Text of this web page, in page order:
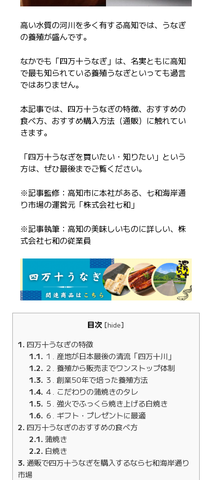
高い水質の河川を多く有する高知では、うなぎ
の養殖が盛んです。
なかでも「四万十うなぎ」は、名実ともに高知
で最も知られている養殖うなぎといっても過言
ではありません。
本記事では、四万十うなぎの特徴、おすすめの
食べ方、おすすめ購入方法（通販）に触れてい
きます。
「四万十うなぎを買いたい・知りたい」という
方は、ぜひ最後までご覧ください。
※記事監修：高知市に本社がある、七和海岸通
り市場の運営元「株式会社七和」
※記事執筆：高知の美味しいものに詳しい、株
式会社七和の従業員
目次 [hide]
1 四万十うなぎの特徴
1.1
１. 産地が日本最後の清流「四万十川」
1.2 ２. 養殖から販売までワンストップ体制
1.3 ３. 創業50年で培った養殖方法
1.4 ４. こだわりの蒲焼きのタレ
1.5 ５. 強火でふっくら焼き上げる白焼き
1.6 ６. ギフト・プレゼントに最適
2 四万十うなぎのおすすめの食べ方
2.1 蒲焼き
2.2 白焼き
3 通販で四万十うなぎを購入するなら七和海岸通り
市場